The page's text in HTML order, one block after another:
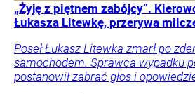
„Żyję z piętnem zabójcy”.
Łukasza Litewkę, przerywa
Poseł Łukasz Litewka zmarł po
samochodem. Sprawca wypadku
postanowił zabrać głos i